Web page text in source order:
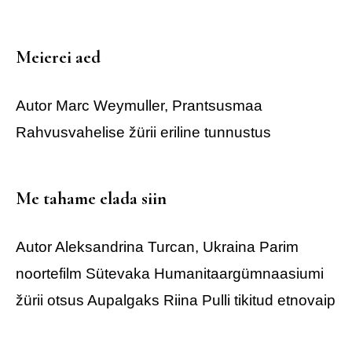
Meierei aed
Autor Marc Weymuller, Prantsusmaa
Rahvusvahelise žürii eriline tunnustus
Me tahame elada siin
Autor Aleksandrina Turcan, Ukraina Parim
noortefilm Sütevaka Humanitaargümnaasiumi
žürii otsus Aupalgaks Riina Pulli tikitud etnovaip